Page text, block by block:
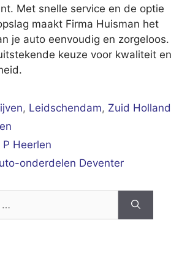
Met snelle service en de optie
maakt Firma Huisman het
je auto eenvoudig en zorgeloos.
keuze voor kwaliteit en
, Leidschendam, Zuid Holland
Heerlen
onderdelen Deventer